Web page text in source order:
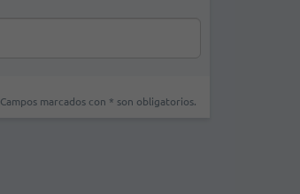
Campos marcados con * son obligatorios.